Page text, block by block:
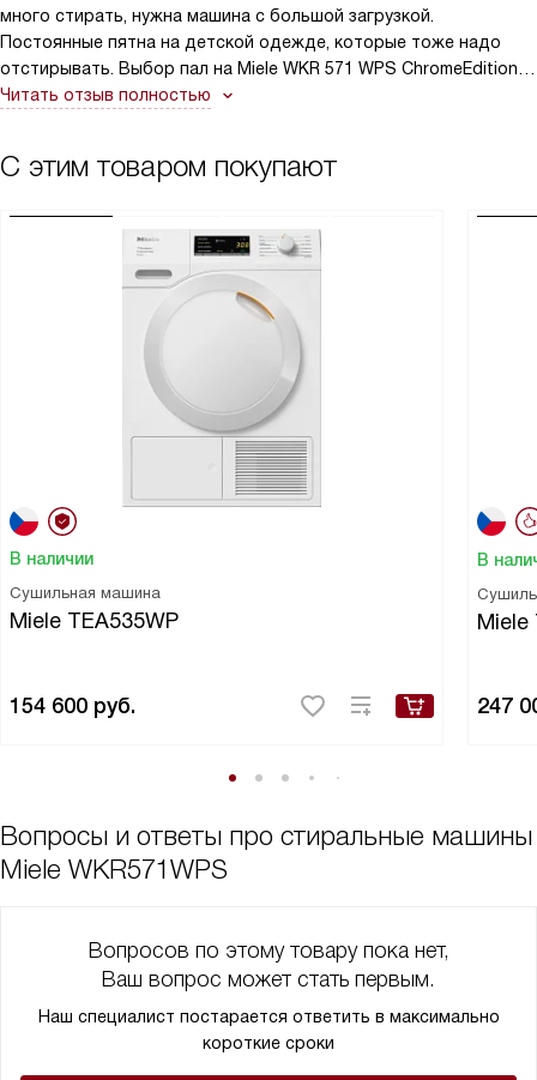
много стирать, нужна машина с большой загрузкой.
Постоянные пятна на детской одежде, которые тоже надо
отстирывать. Выбор пал на Miele WKR 571 WPS ChromeEditionа.
Это современная, многофункциональная машина, которая
Читать отзыв полностью
С этим товаром покупают
В наличии
Сушильная машина
Miele TEA535WP
154 600 руб.
В
Miele
247
Вопросы и ответы про стиральные машины
Miele WKR571WPS
Вопросов по этому товару пока нет,
Ваш вопрос может стать первым.
Наш специалист постарается ответить в максимально
короткие сроки